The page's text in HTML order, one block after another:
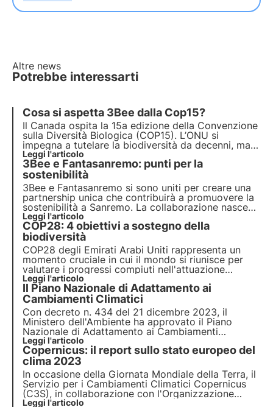
Altre news
Potrebbe interessarti
Cosa si aspetta 3Bee dalla Cop15?
Il Canada ospita la 15a edizione della Convenzione
sulla Diversità Biologica (COP15). L’ONU si
impegna a tutelare la biodiversità da decenni, ma il
poco spazio che le è stato dedicato durante la
COP27 e il precedentefallimento del Piano 2011-
2020minacciano il futuro del nuovo accordo.
Leggi l'articolo
3Bee e Fantasanremo: punti per la
sostenibilità
3Bee e Fantasanremo si sono uniti per creare una
partnership unica che contribuirà a promuovere la
sostenibilità a Sanremo. La collaborazione nasce
per analizzare e supportare i punti assegnati alle
vere azioni di sostenibilità ambientale. 3Bee sarà
l'occhio critico sulla sostenibilità.
Leggi l'articolo
COP28: 4 obiettivi a sostegno della
biodiversità
COP28 degli Emirati Arabi Uniti rappresenta un
momento cruciale in cui il mondo si riunisce per
valutare i progressi compiuti nell'attuazione
dell'accordo di Parigi verso la tutela della
biodiversità. La conferenza delle parti sul clima a
Dubai (COP28) si svolgerà dal 30/11/2023 al
12/12/2023.
Leggi l'articolo
Il Piano Nazionale di Adattamento ai
Cambiamenti Climatici
Con decreto n. 434 del 21 dicembre 2023, il
Ministero dell'Ambiente ha approvato il Piano
Nazionale di Adattamento ai Cambiamenti
Climatici (PNACC), un passo fondamentale verso
una strategia climatica nazionale resiliente. Scopri
in questo articolo gli obiettivi del PNACC e come
si struttura.
Leggi l'articolo
Copernicus: il report sullo stato europeo del
clima 2023
In occasione della Giornata Mondiale della Terra, il
Servizio per i Cambiamenti Climatici Copernicus
(C3S), in collaborazione con l'Organizzazione
Meteorologica Mondiale (OMM), ha rilasciato il
Leggi l'articolo